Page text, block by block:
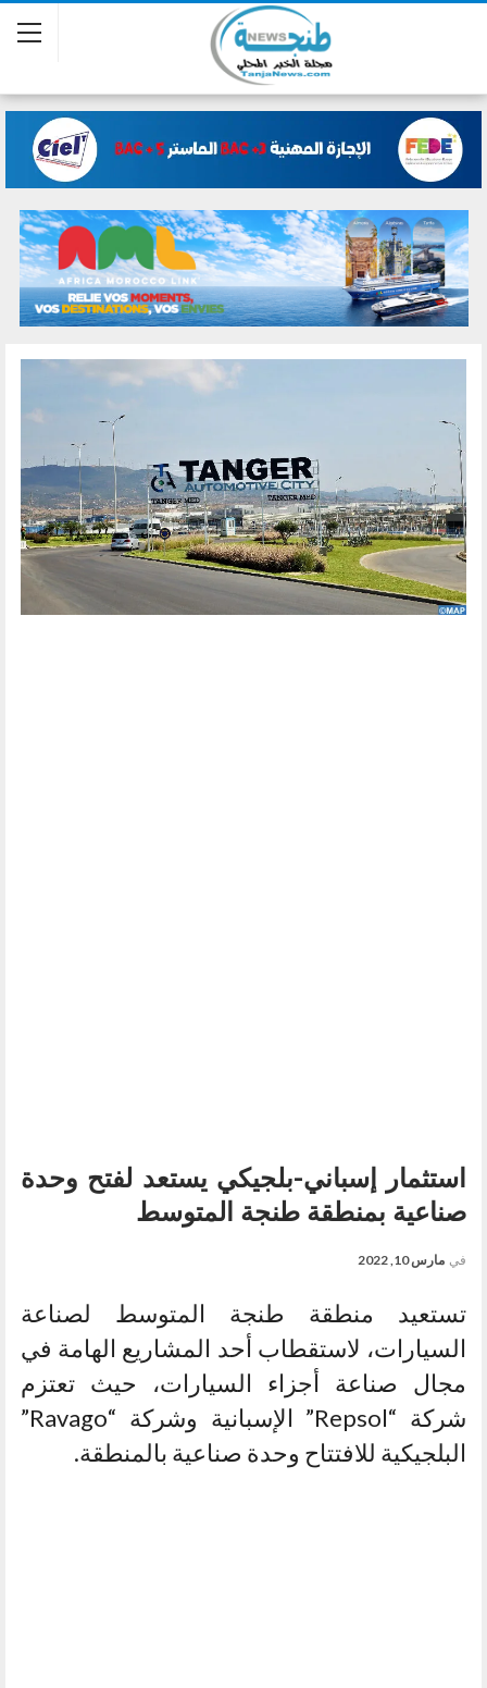
استثمار إسباني-بلجيكي يستعد لفتح وحدة
صناعية بمنطقة طنجة المتوسط
في مارس 10, 2022
تستعيد منطقة طنجة المتوسط لصناعة
السيارات، لاستقطاب أحد المشاريع الهامة في
مجال صناعة أجزاء السيارات، حيث تعتزم
شركة “Repsol” الإسبانية وشركة “Ravago”
البلجيكية للافتتاح وحدة صناعية بالمنطقة.